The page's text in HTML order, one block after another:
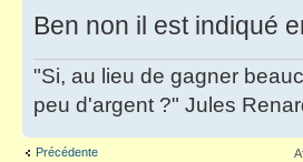
Ben non il est indiqué
"Si, au lieu de gagner
peu d'argent ?" Jules
Précédente